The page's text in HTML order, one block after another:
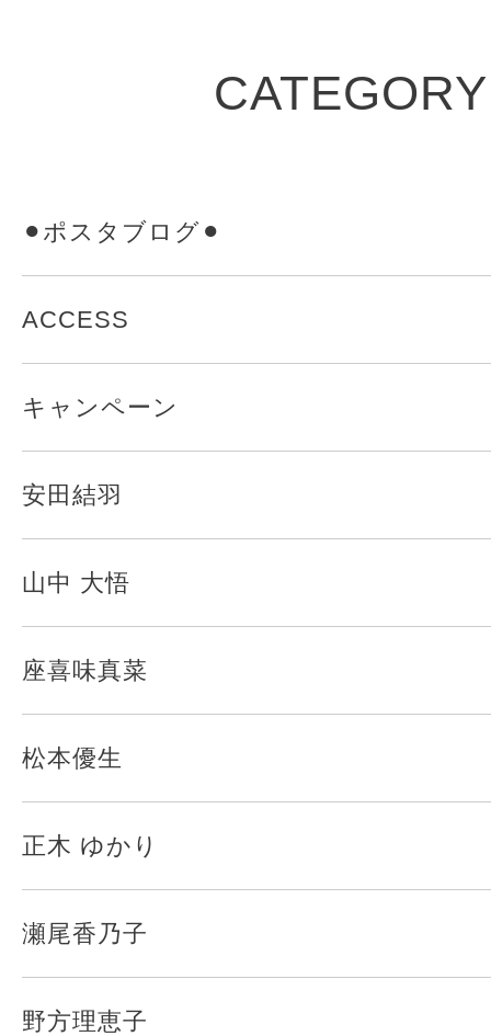
CATEGORY
⚫︎ポスタブログ⚫︎
ACCESS
キャンペーン
安田結羽
山中 大悟
座喜味真菜
松本優生
正木 ゆかり
瀬尾香乃子
野方理恵子